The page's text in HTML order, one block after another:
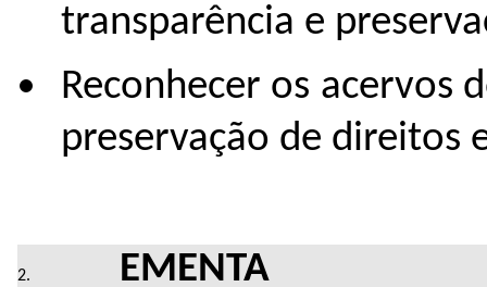
transparência e
Reconhecer os acervos
preservação de direitos
EMENTA